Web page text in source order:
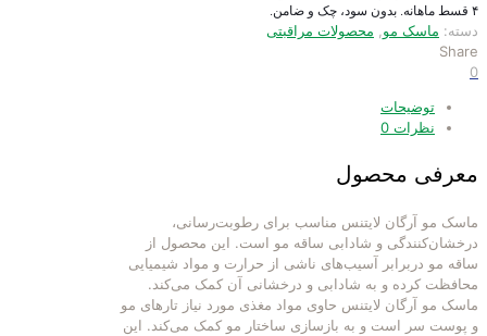
۴ قسط ماهانه. بدون سود، چک و ضامن.
دسته: ماسک مو
محصولات مراقبتی
Share
0
توضیحات
نظرات 0
معرفی محصول
ماسک مو آرگان لایتنس مناسب برای رطوبت‌رسانی،
درخشان‌کنندگی و شادابی ساقه مو است. این محصول از
ساقه مو دربرابر آسیب‌های ناشی از حرارت و مواد شیمیایی
محافظت کرده و به شادابی و درخشانی آن کمک می‌کند.
ماسک مو آرگان لایتنس حاوی مواد مغذی مورد نیاز تارهای مو
و پوست سر است و به بازسازی ساختار مو کمک می‌کند. این